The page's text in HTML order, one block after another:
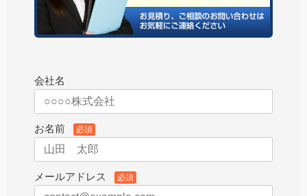
会社名
お名前 必須
メールアドレス 必須